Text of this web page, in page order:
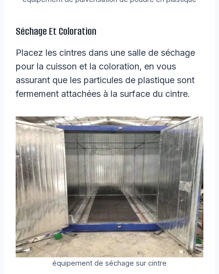
Séchage Et Coloration
Placez les cintres dans une salle de séchage
pour la cuisson et la coloration, en vous
assurant que les particules de plastique sont
fermement attachées à la surface du cintre.
équipement de séchage sur cintre